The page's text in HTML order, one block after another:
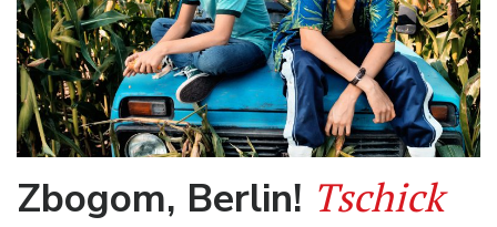
Zbogom, Berlin! Tschick